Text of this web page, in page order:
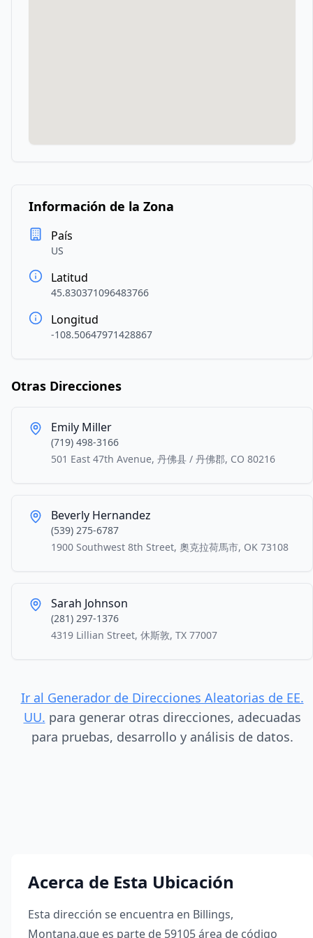
Información de la Zona
País
US
Latitud
45.830371096483766
Longitud
-108.50647971428867
Otras Direcciones
Emily Miller
(719) 498-3166
501 East 47th Avenue, 丹佛县 / 丹佛郡, CO 80216
Beverly Hernandez
(539) 275-6787
1900 Southwest 8th Street, 奧克拉荷馬市, OK 73108
Sarah Johnson
(281) 297-1376
4319 Lillian Street, 休斯敦, TX 77007
Ir al Generador de Direcciones Aleatorias de EE.
UU. para generar otras direcciones, adecuadas
para pruebas, desarrollo y análisis de datos.
Acerca de Esta Ubicación
Esta dirección se encuentra en Billings,
Montana,que es parte de 59105área de código